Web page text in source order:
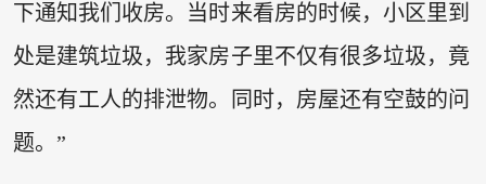
下通知我们收房。当时来看房的时候，小区里到
处是建筑垃圾，我家房子里不仅有很多垃圾，竟
然还有工人的排泄物。同时，房屋还有空鼓的问
题。”